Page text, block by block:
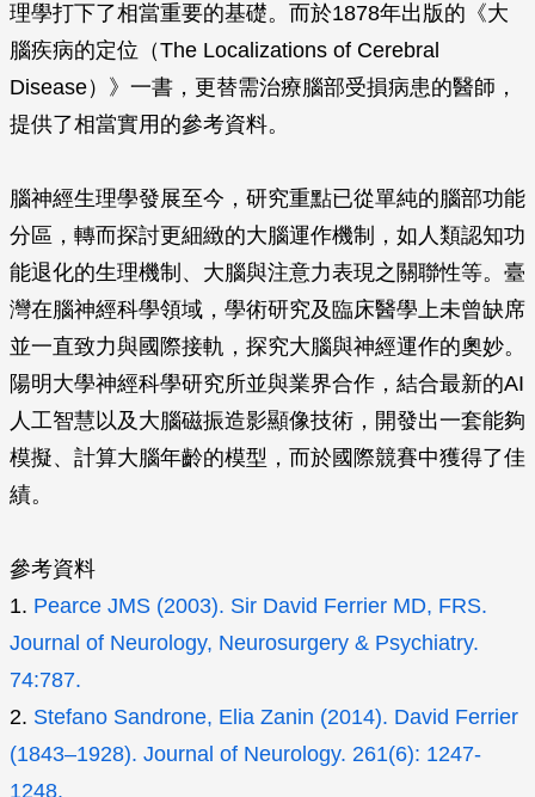
理學打下了相當重要的基礎。而於1878年出版的《大
腦疾病的定位（The Localizations of Cerebral
Disease）》一書，更替需治療腦部受損病患的醫師，
提供了相當實用的參考資料。
腦神經生理學發展至今，研究重點已從單純的腦部功能
分區，轉而探討更細緻的大腦運作機制，如人類認知功
能退化的生理機制、大腦與注意力表現之關聯性等。臺
灣在腦神經科學領域，學術研究及臨床醫學上未曾缺席
並一直致力與國際接軌，探究大腦與神經運作的奧妙。
陽明大學神經科學研究所並與業界合作，結合最新的AI
人工智慧以及大腦磁振造影顯像技術，開發出一套能夠
模擬、計算大腦年齡的模型，而於國際競賽中獲得了佳
績。
參考資料
1. Pearce JMS (2003). Sir David Ferrier MD, FRS.
Journal of Neurology, Neurosurgery & Psychiatry.
74:787.
2. Stefano Sandrone, Elia Zanin (2014). David Ferrier
(1843–1928). Journal of Neurology. 261(6): 1247-
1248.